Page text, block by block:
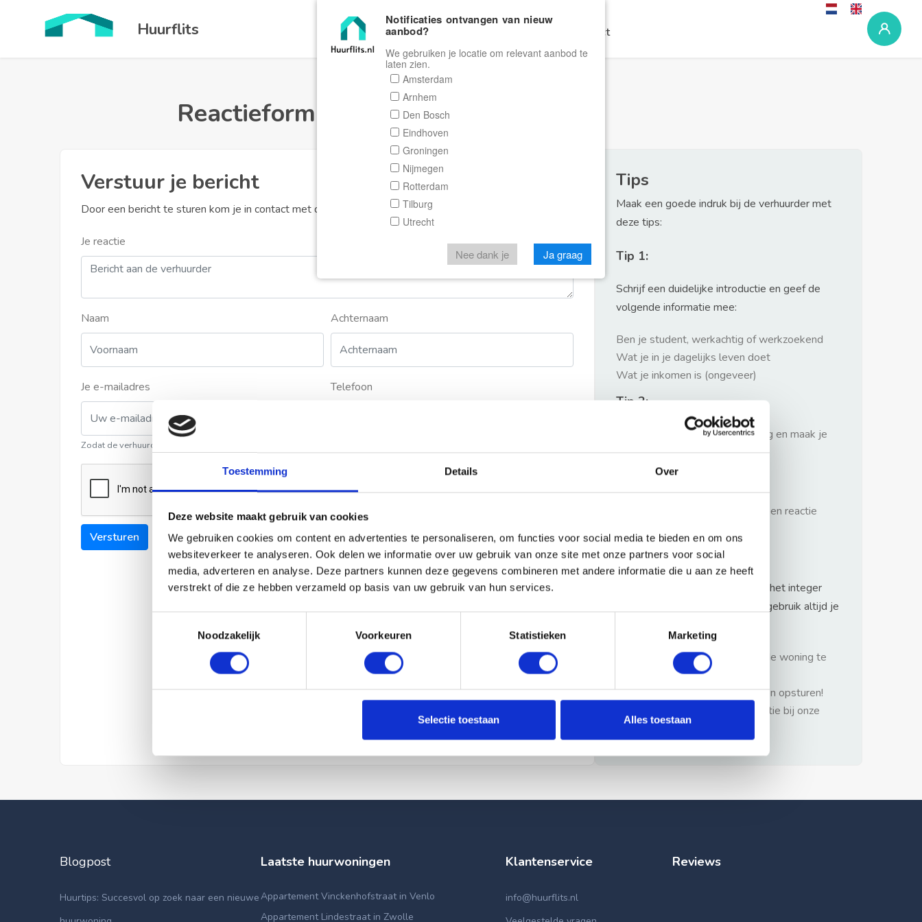
Toestemming Details Over
Deze website maakt gebruik van cookies
We gebruiken cookies om content en advertenties te personaliseren, om functies voor social media te bieden en om ons
websiteverkeer te analyseren. Ook delen we informatie over uw gebruik van onze site met onze partners voor social
media, adverteren en analyse. Deze partners kunnen deze gegevens combineren met andere informatie die u aan ze heeft
verstrekt of die ze hebben verzameld op basis van uw gebruik van hun services.
Noodzakelijk
Voorkeuren Statistieken Marketing
Selectie toestaan Alles toestaan
Huurflits Home Zoeken Contact
Reactieformulier Huurflits
Verstuur je bericht
Door een bericht te sturen kom je in contact met de aanbieder of makelaar van de woning.
Je reactie
Naam Achternaam
Je e-mailadres
Zodat de verhuurder contact met u kan opnemen
Telefoon
Versturen
Tips
Maak een goede indruk bij de verhuurder met
deze tips:
Tip 1:
Schrijf een duidelijke introductie en geef de
volgende informatie mee:
Ben je student, werkachtig of werkzoekend
Wat je in je dagelijks leven doet
Wat je inkomen is (ongeveer)
Tip 2:
Wees beleefd, niet te langdradig en maak je
verhaal kort
Wacht niet met reageren. Snel een reactie
Waarschuwing
Huurflits hecht veel waarde aan het integer
handelen van verhuurders maar gebruik altijd je
1: Nooit vooraf betalen zonder de woning te
hebben gezien.
2: Geen persoonlijke documenten opsturen!
3: Meld bij misbruik de advertentie bij onze
klantenservice.
Blogpost
Huurtips: Succesvol op zoek naar een nieuwe
Laatste huurwoningen
Appartement Vinckenhofstraat in Venlo
Appartement Lindestraat in Zwolle
Klantenservice
info@huurflits.nl
Reviews
Notificaties ontvangen van nieuw
aanbod?
We gebruiken je locatie om relevant aanbod te
laten zien.
Amsterdam
Arnhem
Den Bosch
Eindhoven
Groningen
Nijmegen
Rotterdam
Tilburg
Utrecht
Nee dank je Ja graag